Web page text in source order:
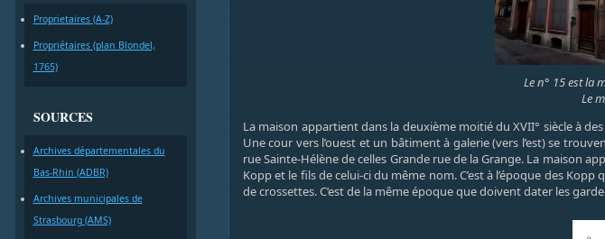
Proprietaires (A-Z)
Propriétaires (plan Blondel,
1765)
SOURCES
Archives départementales du
Bas-Rhin (ADBR)
Archives municipales de
Strasbourg (AMS)
Le n° 15 est la
Le
La maison appartient dans la deuxième moitié du XVII° siècle à
Une cour vers l’ouest et un bâtiment à galerie (vers l’est) se
rue Sainte-Hélène de celles Grande rue de la Grange. La maison
Kopp et le fils de celui-ci du même nom. C’est à l’époque des
de crossettes. C’est de la même époque que doivent dater les